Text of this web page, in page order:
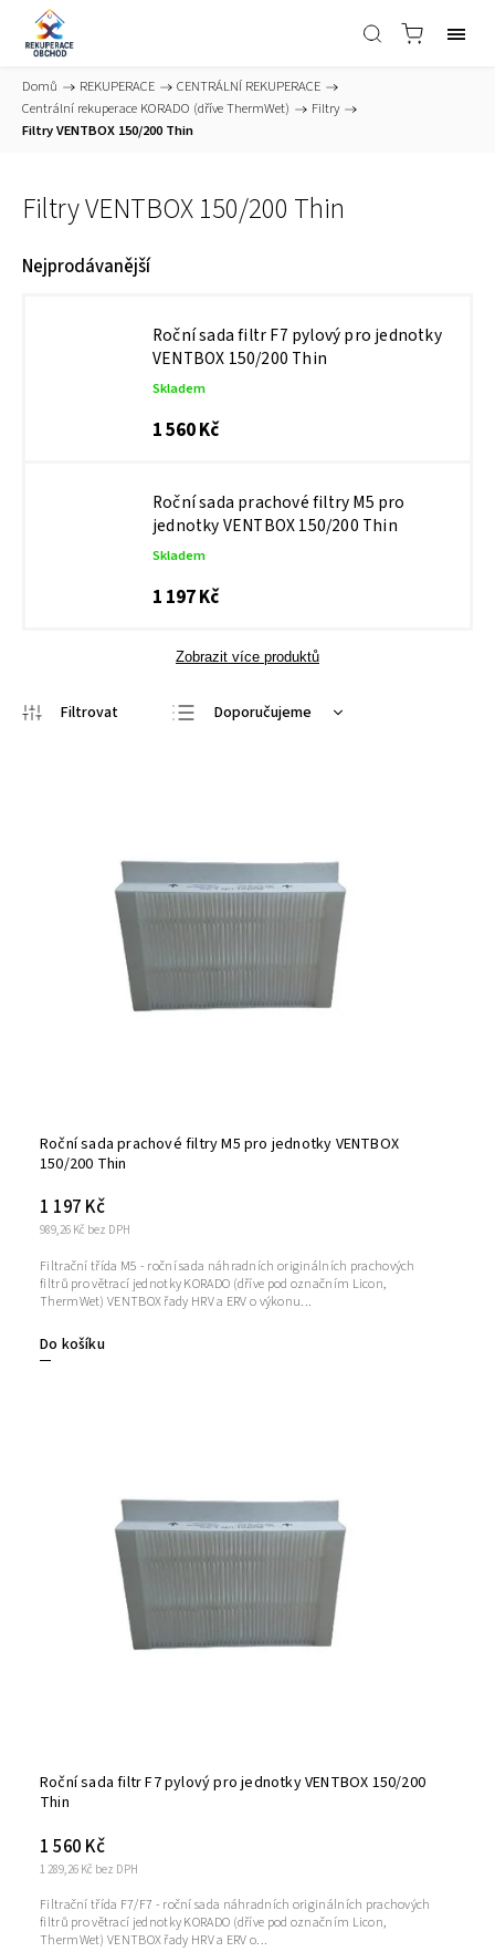
Domů / REKUPERACE / CENTRÁLNÍ REKUPERACE /
Centrální rekuperace KORADO (dříve ThermWet) / Filtry /
Filtry VENTBOX 150/200 Thin
Filtry VENTBOX 150/200 Thin
Nejprodávanější
Roční sada filtr F7 pylový pro jednotky
VENTBOX 150/200 Thin
Skladem
1 560 Kč
Roční sada prachové filtry M5 pro
jednotky VENTBOX 150/200 Thin
Skladem
1 197 Kč
Zobrazit více produktů
Doporučujeme
Roční sada prachové filtry M5 pro jednotky VENTBOX
150/200 Thin
989,26 Kč bez DPH
1 197 Kč
Do košíku
Filtrační třída M5 - roční sada náhradních originálních prachových
filtrů pro větrací jednotky KORADO (dříve pod označním Licon,
ThermWet) VENTBOX řady HRV a ERV o výkonu...
Roční sada filtr F7 pylový pro jednotky VENTBOX 150/200
Thin
1 289,26 Kč bez DPH
1 560 Kč
Filtrační třída F7/F7 - roční sada náhradních originálních prachových
filtrů pro větrací jednotky KORADO (dříve pod označním Licon,
ThermWet) VENTBOX řady HRV a ERV o...